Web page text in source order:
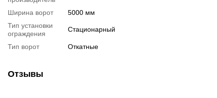
Ширина ворот
5000 мм
Тип установки
ограждения
Стационарный
Тип ворот Откатные
Отзывы